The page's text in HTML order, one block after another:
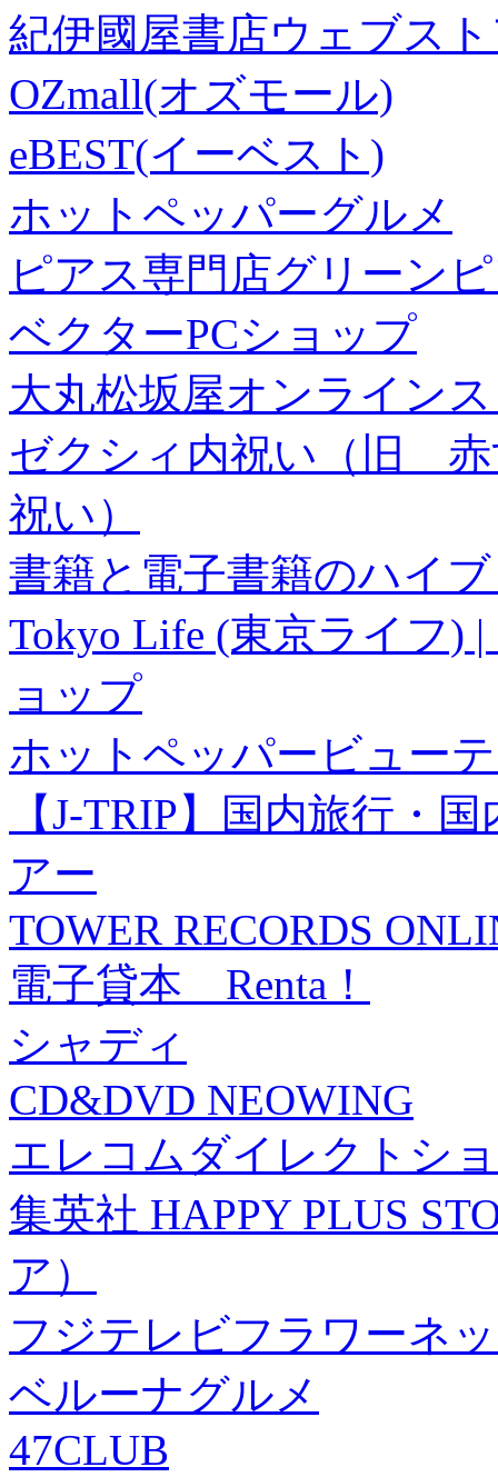
紀伊國屋書店ウェブス
OZmall(オズモール)
eBEST(イーベスト)
ホットペッパーグルメ
ピアス専門店グリーン
ベクターPCショップ
大丸松坂屋オンライン
ゼクシィ内祝い（旧 赤
祝い）
書籍と電子書籍のハイ
Tokyo Life (東京ライフ)
ョップ
ホットペッパービュー
【J-TRIP】国内旅行・
アー
TOWER RECORDS
電子貸本 Renta！
シャディ
CD&DVD NEOWING
エレコムダイレクトシ
集英社 HAPPY PLUS
ア）
フジテレビフラワーネ
ベルーナグルメ
47CLUB